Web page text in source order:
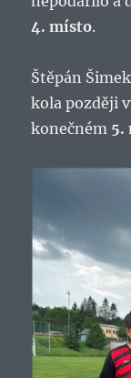
4. místo.
Štěpán
kola později
konečném 5.